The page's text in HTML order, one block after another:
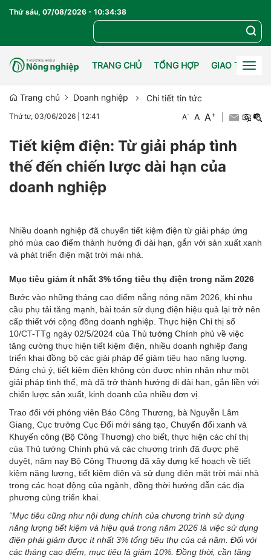
Thứ sáu, 07/08/2026 - 10:34:39
TRANG CHỦ TỔNG HỢP GIAO
Trang chủ
Doanh nghiệp Chi tiết tin tức
Thứ tư, 03/06/2026 12:41 A- A A+
Tiết kiệm điện: Từ giải pháp tình
thế đến chiến lược dài hạn của
doanh nghiệp
Nhiều doanh nghiệp đã chuyển tiết kiệm điện từ giải pháp ứng
phó mùa cao điểm thành hướng đi dài hạn, gắn với sản xuất xanh
và phát triển điện mặt trời mái nhà.
Mục tiêu giảm ít nhất 3% tổng tiêu thụ điện trong năm 2026
Bước vào những tháng cao điểm nắng nóng năm 2026, khi nhu
cầu phụ tải tăng mạnh, bài toán sử dụng điện hiệu quả lại trở nên
cấp thiết với cộng đồng doanh nghiệp. Thực hiện Chỉ thị số
10/CT-TTg ngày 02/5/2024 của Thủ tướng Chính phủ về việc
tăng cường thực hiện tiết kiệm điện, nhiều doanh nghiệp đang
triển khai đồng bộ các giải pháp để giảm tiêu hao năng lượng.
Đáng chú ý, tiết kiệm điện không còn được nhìn nhận như một
giải pháp tình thế, mà đã trở thành hướng đi dài hạn, gắn liền với
chiến lược sản xuất, kinh doanh của nhiều đơn vị.
Trao đổi với phóng viên Báo Công Thương, bà Nguyễn Lâm
Giang, Cục trưởng Cục Đổi mới sáng tạo, Chuyển đổi xanh và
Khuyến công (Bộ Công Thương) cho biết, thực hiện các chỉ thị
của Thủ tướng Chính phủ và các chương trình đã được phê
duyệt, năm nay Bộ Công Thương đã xây dựng kế hoạch về tiết
kiệm năng lượng, tiết kiệm điện và sử dụng điện mặt trời mái nhà
trong các hoạt động của ngành, đồng thời hướng dẫn các địa
phương cùng triển khai.
“Mục tiêu cũng như nội dung chính của chương trình sử dụng
năng lượng tiết kiệm và hiệu quả trong năm 2026 là việc sử dụng
điện phải giảm được ít nhất 3% tổng tiêu thụ của cả năm. Đối với
các tháng cao điểm, mục tiêu là giảm 10%. Đồng thời, cần tăng